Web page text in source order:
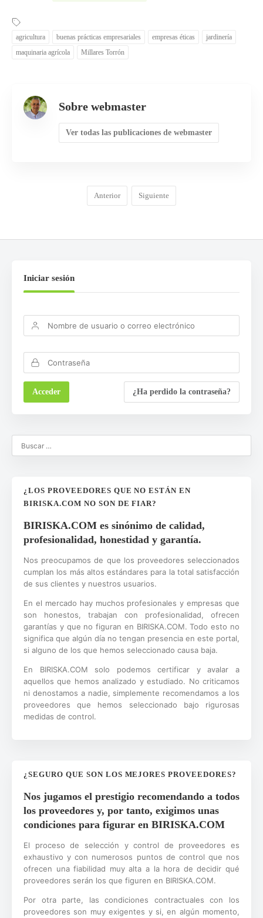
agricultura buenas prácticas empresariales empresas éticas
jardinería
maquinaria agrícola
Millares Torrón
Sobre webmaster
Ver todas las publicaciones de webmaster
Anterior Siguiente
Iniciar sesión
¿Ha perdido la contraseña?
¿LOS PROVEEDORES QUE NO ESTÁN EN
BIRISKA.COM NO SON DE FIAR?
BIRISKA.COM es sinónimo de calidad,
profesionalidad, honestidad y garantía.
Nos preocupamos de que los proveedores seleccionados
cumplan los más altos estándares para la total satisfacción
de sus clientes y nuestros usuarios.
En el mercado hay muchos profesionales y empresas que
son honestos, trabajan con profesionalidad, ofrecen
garantías y que no figuran en BIRISKA.COM. Todo esto no
significa que algún día no tengan presencia en este portal,
si alguno de los que hemos seleccionado causa baja.
En BIRISKA.COM solo podemos certificar y avalar a
aquellos que hemos analizado y estudiado. No criticamos
ni denostamos a nadie, simplemente recomendamos a los
proveedores que hemos seleccionado bajo rigurosas
medidas de control.
¿SEGURO QUE SON LOS MEJORES PROVEEDORES?
Nos jugamos el prestigio recomendando a todos
los proveedores y, por tanto, exigimos unas
condiciones para figurar en BIRISKA.COM
El proceso de selección y control de proveedores es
exhaustivo y con numerosos puntos de control que nos
ofrecen una fiabilidad muy alta a la hora de decidir qué
proveedores serán los que figuren en BIRISKA.COM.
Por otra parte, las condiciones contractuales con los
proveedores son muy exigentes y si, en algún momento,